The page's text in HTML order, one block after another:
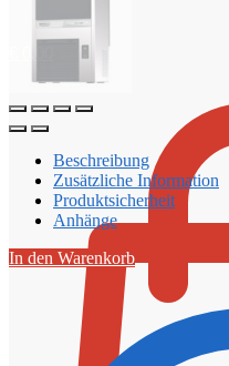
Beschreibung
Zusätzliche Information
Produktsicherheit
Anhänge
In den Warenkorb